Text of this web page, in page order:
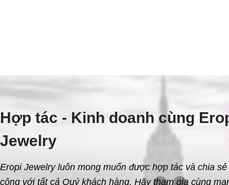
Hợp tác - Kinh doanh cùng
Jewelry
Eropi Jewelry luôn mong muốn được hợp tác và chia sẻ
công với tất cả Quý khách hàng. Hãy tham gia cùng